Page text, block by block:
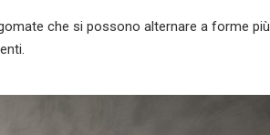
che si possono alternare a forme più